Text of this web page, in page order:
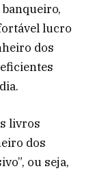
lucro
dos
livros
dos
ou seja,